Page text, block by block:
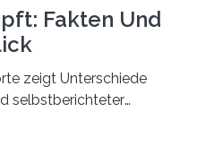
Fakten Und
zeigt Unterschiede
selbstberichteter
Krankheit, die